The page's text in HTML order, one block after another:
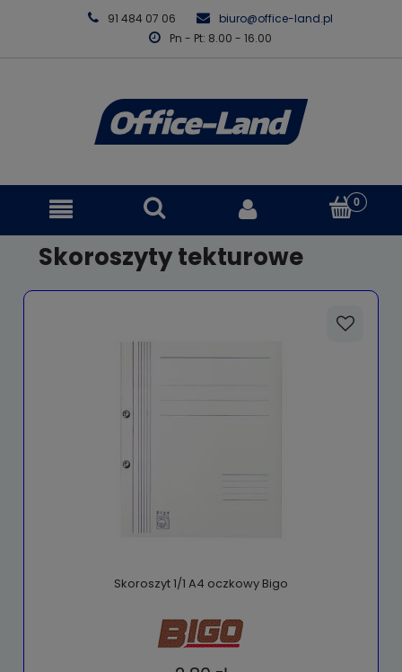
91 484 07 06
biuro@office-land.pl
Pn - Pt: 8.00 - 16.00
Skoroszyty tekturowe
Skoroszyt 1/1 A4 oczkowy Bigo